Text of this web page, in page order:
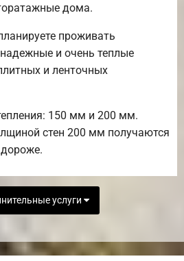
дома.
проживать
и очень теплые
и ленточных
150 мм и 200 мм.
стен 200 мм получаются
дороже.
услуги